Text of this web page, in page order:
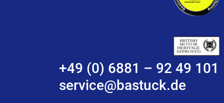
+49 (0) 6881 – 92 49 101
service@bastuck.de